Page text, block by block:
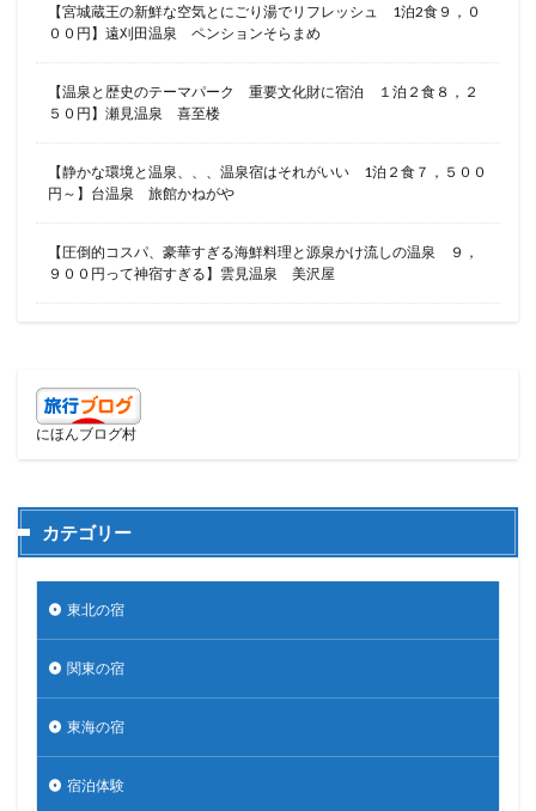
【宮城蔵王の新鮮な空気とにごり湯でリフレッシュ 1泊2食９，０
００円】遠刈田温泉 ペンションそらまめ
【温泉と歴史のテーマパーク 重要文化財に宿泊 １泊２食８，２
５０円】瀬見温泉 喜至楼
【静かな環境と温泉、、、温泉宿はそれがいい 1泊２食７，５００
円～】台温泉 旅館かねがや
【圧倒的コスパ、豪華すぎる海鮮料理と源泉かけ流しの温泉 ９，
９００円って神宿すぎる】雲見温泉 美沢屋
にほんブログ村
カテゴリー
東北の宿
関東の宿
東海の宿
宿泊体験